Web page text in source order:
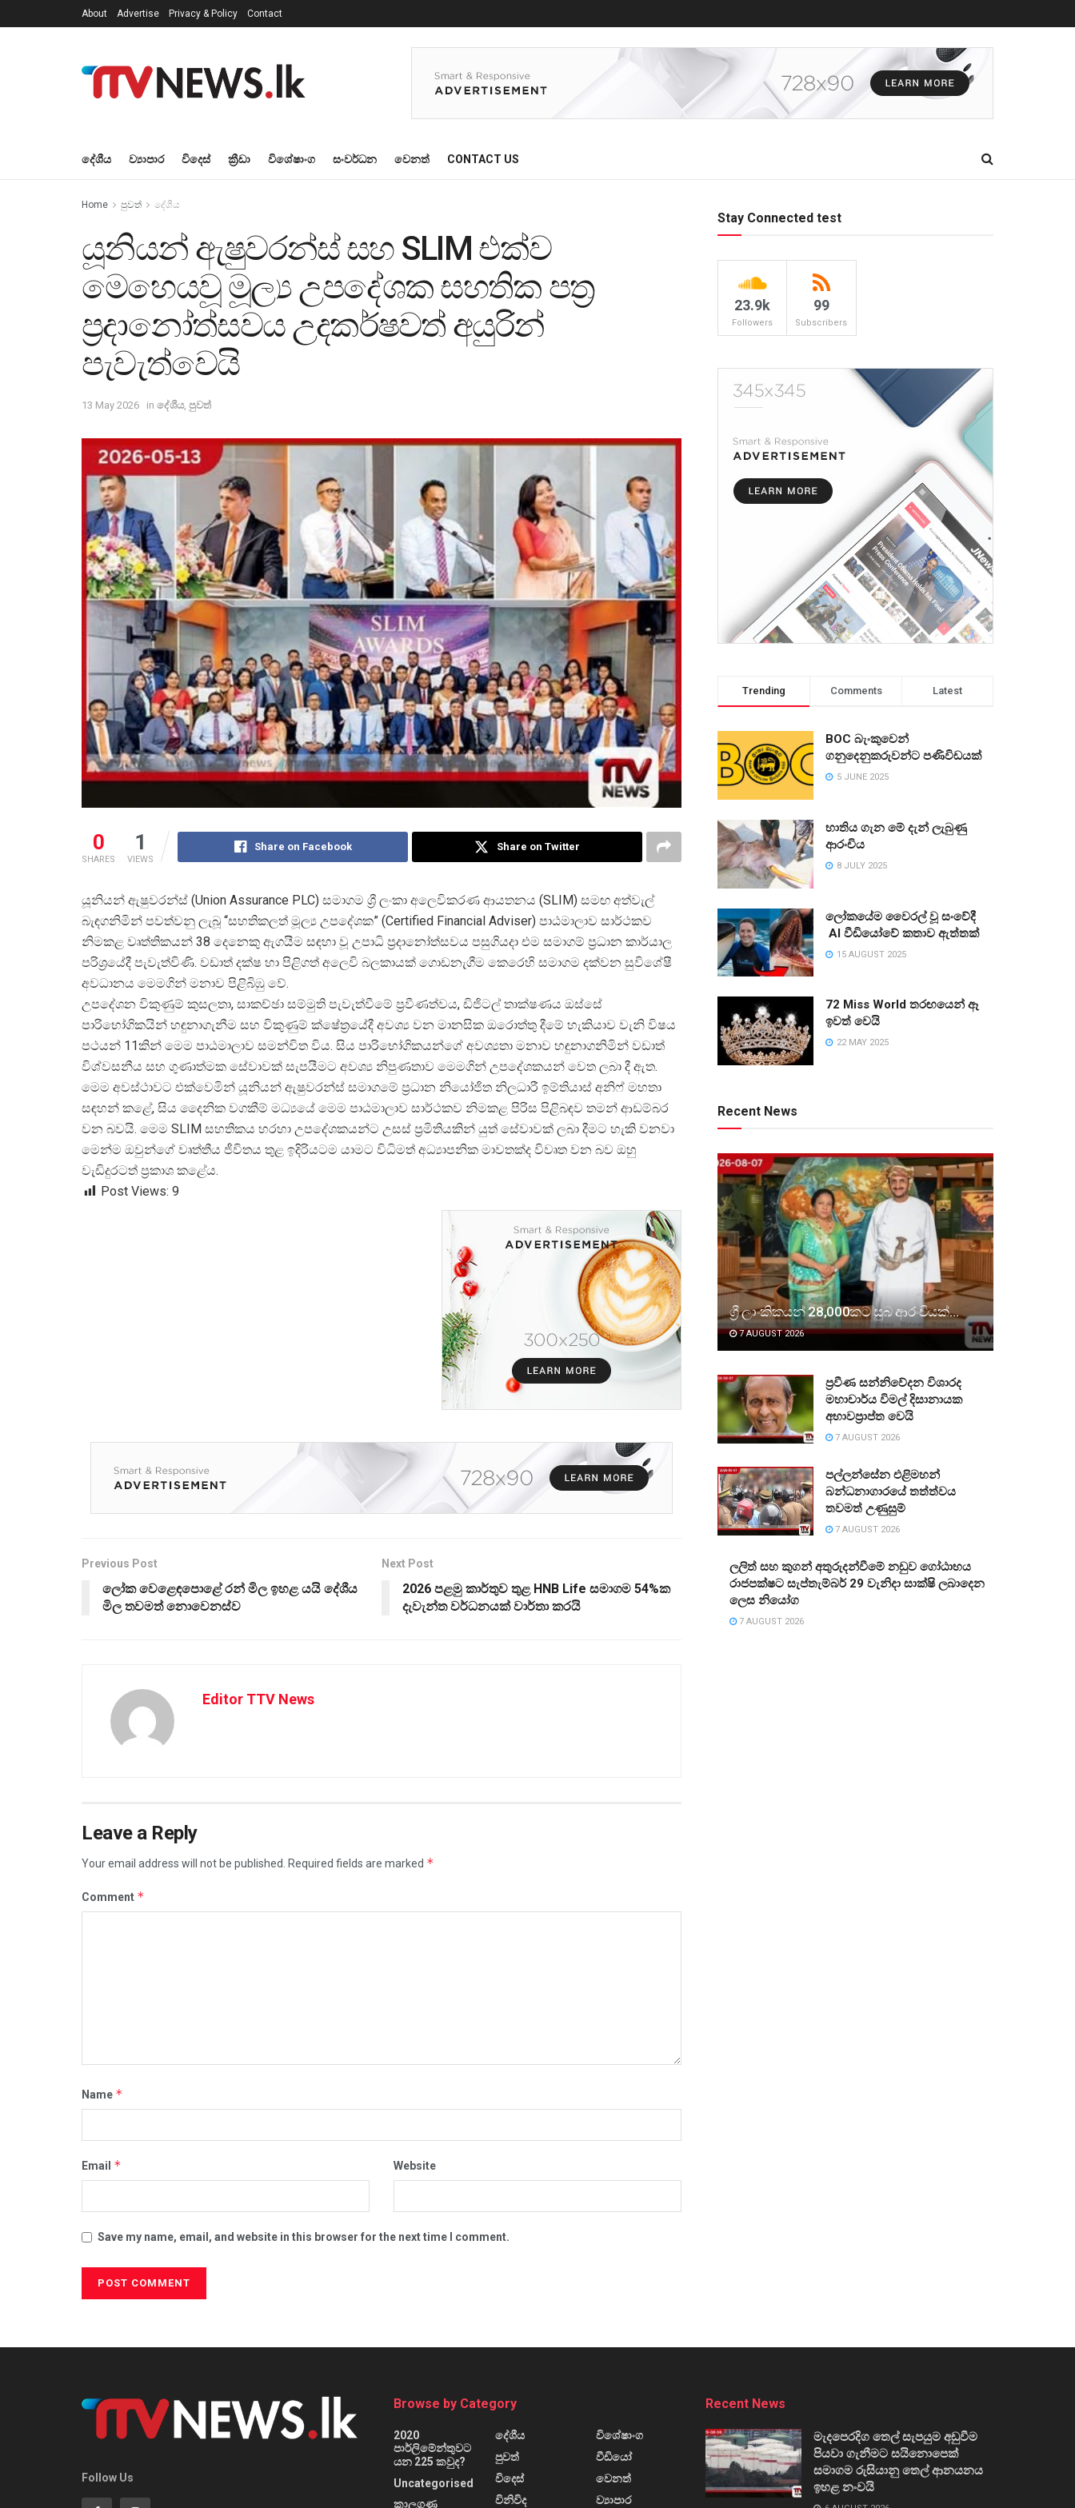
About Advertise Privacy & Policy Contact
දේශීය ව්‍යාපාර විදෙස් ක්‍රීඩා විශේෂාංග සංවර්ධන වෙනත් CONTACT US
Home පුවත් දේශීය
යූනියන් ඇෂුවරන්ස් සහ SLIM එක්ව
මෙහෙයවූ මූල්‍ය උපදේශක සහතික පත්‍ර
ප්‍රදානෝත්සවය උදකර්ෂවත් අයුරින්
පැවැත්වෙයි
13 May 2026 in දේශීය, පුවත්
0
SHARES
1
VIEWS
Share on Facebook Share on Twitter
යූනියන් ඇෂුවරන්ස් (Union Assurance PLC) සමාගම ශ් රී ලංකා අලෙවිකරණ ආයතනය (SLIM) සමඟ අත්වැල්
බැඳගනිමින් පවත්වනු ලැබූ “සහතිකලත් මූල් ය උපදේශක” (Certified Financial Adviser) පාඨමාලාව සාර්ථකව
නිමකළ වෘත්තිකයන් 38 දෙනෙකු ඇගයීම සඳහා වූ උපාධි ප්රදානෝත්සවය පසුගියදා එම සමාගම් ප්රධාන කාර්යාල
පරිශ්රයේදී පැවැත්විණි. වඩාත් දක්ෂ හා පිළිගත් අලෙවි බලකායක් ගොඩනැගීම කෙරෙහි සමාගම දක්වන සුවිශේෂී
අවධානය මෙමගින් මනාව පිළිබිඹු වේ.
උපදේශන විකුණුම් කුසලතා, සාකච්ඡා සම්මුති පැවැත්වීමේ ප්රවීණත්වය, ඩිජිටල් තාක්ෂණය ඔස්සේ
පාරිභෝගිකයින් හඳුනාගැනීම සහ විකුණුම් ක්ෂේත්රයේදී අවශ් ය වන මානසික ඔරොත්තු දීමේ හැකියාව වැනි විෂය
පථයන් 11කින් මෙම පාඨමාලාව සමන්විත විය. සිය පාරිභෝගිකයන්ගේ අවශ්යතා මනාව හඳුනාගනිමින් වඩාත්
විශ්වසනීය සහ ගුණාත්මක සේවාවක් සැපයීමට අවශ් ය නිපුණතාව මෙමගින් උපදේශකයන් වෙත ලබා දී ඇත.
මෙම අවස්ථාවට එක්වෙමින් යූනියන් ඇෂුවරන්ස් සමාගමේ ප්රධාන නියෝජිත නිලධාරී ඉම්තියාස් අනිෆ් මහතා
සඳහන් කළේ, සිය දෛනික වගකීම් මධ්යයේ මෙම පාඨමාලාව සාර්ථකව නිමකළ පිරිස පිළිබඳව තමන් ආඩම්බර
වන බවයි. මෙම SLIM සහතිකය හරහා උපදේශකයන්ට උසස් ප්රමිතියකින් යුත් සේවාවක් ලබා දීමට හැකි වනවා
මෙන්ම ඔවුන්ගේ වෘත්තීය ජීවිතය තුළ ඉදිරියටම යාමට විධිමත් අධ්යාපනික මාවතක්ද විවෘත වන බව ඔහු
වැඩිදුරටත් ප්රකාශ කළේය.
Post Views: 9
Previous Post
ලෝක වෙළෙඳපොළේ රන් මිල ඉහළ යයි දේශීය
මිල තවමත් නොවෙනස්ව
Next Post
2026 පළමු කාර්තුව තුළ HNB Life සමාගම 54%ක
දැවැන්ත වර්ධනයක් වාර්තා කරයි
Editor TTV News
Leave a Reply
Your email address will not be published. Required fields are marked *
Comment *
Name *
Email * Website
Save my name, email, and website in this browser for the next time I comment.
Stay Connected test
23.9k
Followers
99
Subscribers
Trending Comments Latest
BOC බැංකුවෙන්
ගනුදෙනුකරුවන්ට පණිවිඩයක්
5 JUNE 2025
භාතිය ගැන මේ දැන් ලැබුණු
ආරංචිය
8 JULY 2025
ලෝකයේම වෛරල් වූ සංවේදී
AI වීඩියෝවේ කතාව ඇත්තක්
15 AUGUST 2025
72 Miss World තරඟයෙන් ඈ
ඉවත් වෙයි
22 MAY 2025
Recent News
ශ්‍රී ලාංකිකයන් 28,000කට සුබ ආරංචියක්…
7 AUGUST 2026
ප්‍රවීණ සන්නිවේදන විශාරද
මහාචාර්ය විමල් දිසානායක
අභාවප්‍රාප්ත වෙයි
7 AUGUST 2026
පල්ලන්සේන එළිමහන්
බන්ධනාගාරයේ තත්ත්වය
තවමත් උණුසුම්
7 AUGUST 2026
ලලිත් සහ කුගන් අතුරුදන්වීමේ නඩුව ගෝඨාභය
රාජපක්ෂට සැප්තැම්බර් 29 වැනිදා සාක්ෂි ලබාදෙන
ලෙස නියෝග
7 AUGUST 2026
Follow Us
Browse by Category
2020
පාර්ලිමේන්තුවට
යන 225 කවුද?
Uncategorised
කාලගුණ
දේශීය
පුවත්
විදෙස්
විනිවිද
විශේෂාංග
වීඩියෝ
වෙනත්
ව්‍යාපාර
Recent News
මැදපෙරදිග තෙල් සැපයුම අඩුවීම
පියවා ගැනීමට සයිනොපෙක්
සමාගම රුසියානු තෙල් ආනයනය
ඉහළ නංවයි